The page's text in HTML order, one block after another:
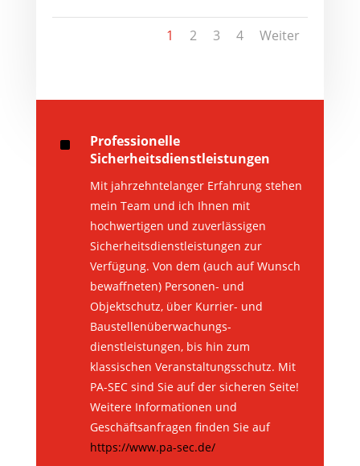
1 2 3 4 Weiter
^
Professionelle
Sicherheitsdienstleistungen
Mit jahrzehntelanger Erfahrung stehen
mein Team und ich Ihnen mit
hochwertigen und zuverlässigen
Sicherheitsdienstleistungen zur
Verfügung. Von dem (auch auf Wunsch
bewaffneten) Personen- und
Objektschutz, über Kurrier- und
Baustellenüberwachungs-
dienstleistungen, bis hin zum
klassischen Veranstaltungsschutz. Mit
PA-SEC sind Sie auf der sicheren Seite!
Weitere Informationen und
Geschäftsanfragen finden Sie auf
https://www.pa-sec.de/